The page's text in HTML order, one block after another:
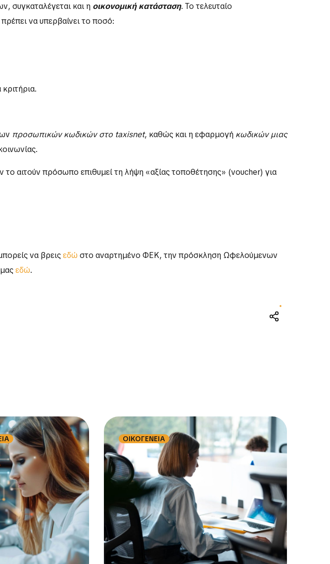
συγκαταλέγεται και η οικονομική κατάσταση. Το τελευταίο
να υπερβαίνει το ποσό:
προσωπικών κωδικών στο taxisnet, καθώς και η εφαρμογή κωδικών μιας
αιτούν πρόσωπο επιθυμεί τη λήψη «αξίας τοποθέτησης» (voucher) για
να βρειςεδώ στο αναρτημένο ΦΕΚ, την πρόσκληση Ωφελούμενων
εδώ.
ΟΙΚΟΓΕΝΕΙΑ